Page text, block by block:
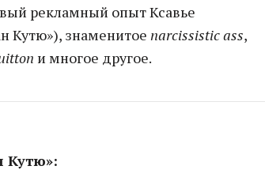
рекламный опыт Ксавье
Кутю»), знаменитоеnarcissistic ass,
и многое другое.
Кутю»: